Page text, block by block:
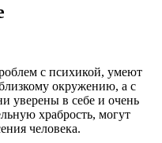
с психикой, умеют
окружению, а с
уверены в себе и очень
храбрость, могут
человека.